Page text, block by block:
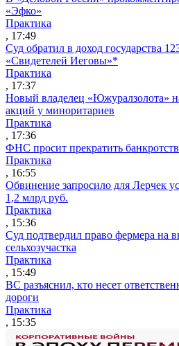
«Эфко»
Практика
, 17:49
Суд обратил в доход государства
«Свидетелей Иеговы»*
Практика
, 17:37
Новый владелец «Южуралзолота»
акций у миноритариев
Практика
, 17:36
ФНС просит прекратить
Практика
, 16:55
Обвинение запросило для Лерчек
1,2 млрд руб.
Практика
, 15:36
Суд подтвердил право фермера на
сельхозучастка
Практика
, 15:49
ВС разъяснил, кто несет
дороги
Практика
, 15:35